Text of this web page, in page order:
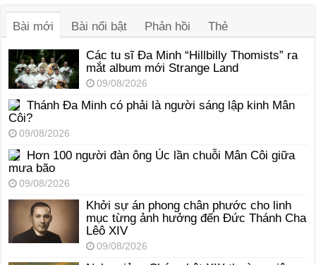
Bài mới Bài nổi bật Phản hồi Thẻ
Các tu sĩ Đa Minh “Hillbilly Thomists” ra
mắt album mới Strange Land
09/08/2026
Thánh Đa Minh có phải là người sáng lập kinh Mân
Côi?
09/08/2026
Hơn 100 người đàn ông Úc lần chuỗi Mân Côi giữa
mưa bão
09/08/2026
Khởi sự án phong chân phước cho linh
mục từng ảnh hưởng đến Đức Thánh Cha
Lêô XIV
09/08/2026